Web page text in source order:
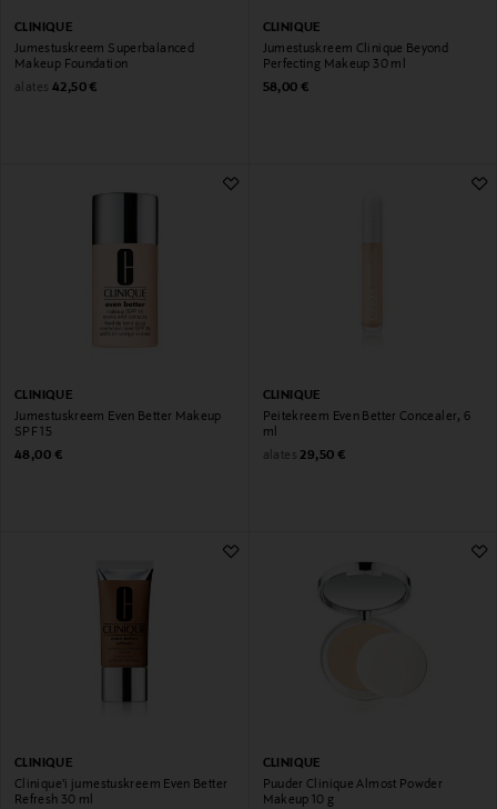
CLINIQUE
Jumestuskreem Superbalanced
Makeup Foundation
alates Original Price
42,50 €
CLINIQUE
Jumestuskreem Clinique Beyond
Perfecting Makeup 30 ml
Original Price
58,00 €
CLINIQUE
Jumestuskreem Even Better Makeup
SPF 15
Original Price
48,00 €
CLINIQUE
Peitekreem Even Better Concealer, 6
ml
alates Original Price
29,50 €
CLINIQUE
Clinique'i jumestuskreem Even Better
Refresh 30 ml
CLINIQUE
Puuder Clinique Almost Powder
Makeup 10 g